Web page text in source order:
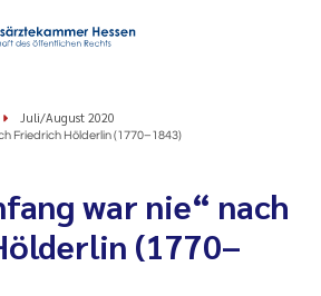
Juli/August 2020
Friedrich Hölderlin (1770–1843)
war nie“ nach
(1770–